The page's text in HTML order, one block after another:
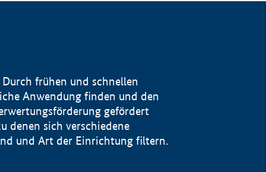
frühen und schnellen
Anwendung finden und den
gefördert
denen sich verschiedene
und Art der Einrichtung filtern.